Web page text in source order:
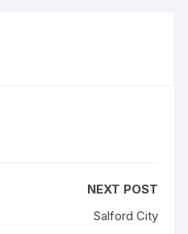
NEXT POST
Salford City